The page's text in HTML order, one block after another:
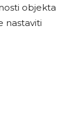
objekta
nastaviti